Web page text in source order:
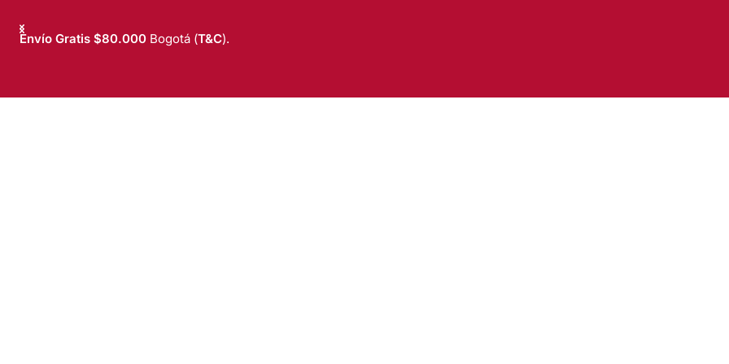
Envío Gratis $80.000 Bogotá (T&C).